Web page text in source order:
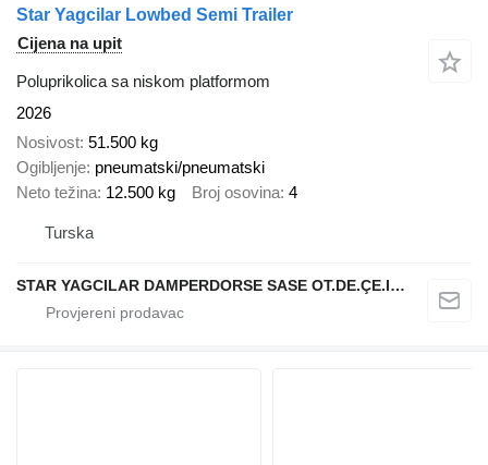
Star Yagcilar Lowbed Semi Trailer
Cijena na upit
Poluprikolica sa niskom platformom
2026
Nosivost 51.500 kg
Ogibljenje pneumatski/pneumatski
Neto težina 12.500 kg Broj osovina 4
Turska
STAR YAGCILAR DAMPERDORSE SASE OT.DE.ÇE.IN.NA.SA.VE TIC.LTD.ŞTİ